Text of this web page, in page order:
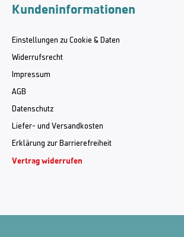
Kundeninformationen
Einstellungen zu Cookie & Daten
Widerrufsrecht
Impressum
AGB
Datenschutz
Liefer- und Versandkosten
Erklärung zur Barrierefreiheit
Vertrag widerrufen